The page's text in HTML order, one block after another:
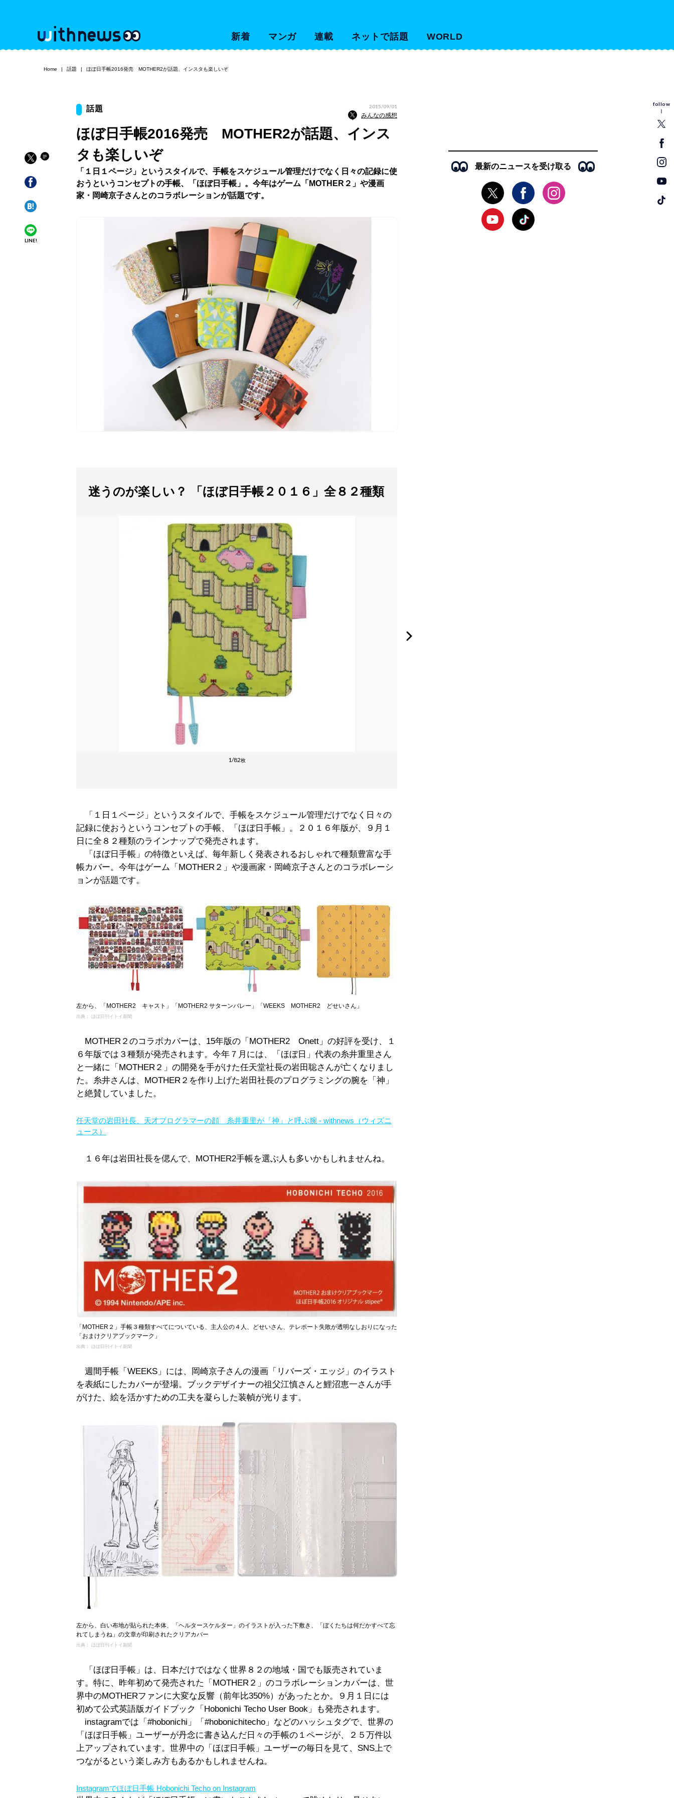
新着 マンガ 連載 ネットで話題 WORLD
follow
Home 話題 ほぼ日手帳2016発売 MOTHER2が話題、インスタも楽しいぞ
LINE!
話題 2015/09/01
みんなの感想
ほぼ日手帳2016発売 MOTHER2が話題、インス
タも楽しいぞ
「１日１ページ」というスタイルで、手帳をスケジュール管理だけでなく日々の記録に使
おうというコンセプトの手帳、「ほぼ日手帳」。今年はゲーム「MOTHER２」や漫画
家・岡崎京子さんとのコラボレーションが話題です。
迷うのが楽しい？ 「ほぼ日手帳２０１６」全８２種類
1/82枚
「１日１ページ」というスタイルで、手帳をスケジュール管理だけでなく日々の
記録に使おうというコンセプトの手帳、「ほぼ日手帳」。２０１６年版が、９月１
日に全８２種類のラインナップで発売されます。
「ほぼ日手帳」の特徴といえば、毎年新しく発表されるおしゃれで種類豊富な手
帳カバー。今年はゲーム「MOTHER２」や漫画家・岡崎京子さんとのコラボレーシ
ョンが話題です。
左から、「MOTHER2 キャスト」「MOTHER2 サターンバレー」「WEEKS MOTHER2 どせいさん」
出典： ほぼ日刊イトイ新聞
MOTHER２のコラボカバーは、15年版の「MOTHER2 Onett」の好評を受け、１
６年版では３種類が発売されます。今年７月には、「ほぼ日」代表の糸井重里さん
と一緒に「MOTHER２」の開発を手がけた任天堂社長の岩田聡さんが亡くなりまし
た。糸井さんは、MOTHER２を作り上げた岩田社長のプログラミングの腕を「神」
と絶賛していました。
任天堂の岩田社長、天才プログラマーの顔 糸井重里が「神」と呼ぶ腕 - withnews（ウィズニ
ュース）
１６年は岩田社長を偲んで、MOTHER2手帳を選ぶ人も多いかもしれませんね。
「MOTHER２」手帳３種類すべてについている、主人公の４人、どせいさん、テレポート失敗が透明なしおりになった
「おまけクリアブックマーク」
出典： ほぼ日刊イトイ新聞
週間手帳「WEEKS」には、岡崎京子さんの漫画「リバーズ・エッジ」のイラスト
を表紙にしたカバーが登場。ブックデザイナーの祖父江慎さんと鯉沼恵一さんが手
がけた、絵を活かすための工夫を凝らした装幀が光ります。
左から、白い布地が貼られた本体、「ヘルタースケルター」のイラストが入った下敷き、「ぼくたちは何だかすべて忘
れてしまうね」の文章が印刷されたクリアカバー
出典： ほぼ日刊イトイ新聞
「ほぼ日手帳」は、日本だけではなく世界８２の地域・国でも販売されていま
す。特に、昨年初めて発売された「MOTHER２」のコラボレーションカバーは、世
界中のMOTHERファンに大変な反響（前年比350%）があったとか。９月１日には
初めて公式英語版ガイドブック「Hobonichi Techo User Book」も発売されます。
instagramでは「#hobonichi」「#hobonichitecho」などのハッシュタグで、世界の
「ほぼ日手帳」ユーザーが丹念に書き込んだ日々の手帳の１ページが、２５万件以
上アップされています。世界中の「ほぼ日手帳」ユーザーの毎日を見て、SNS上で
つながるという楽しみ方もあるかもしれませんね。
Instagramでほぼ日手帳 Hobonichi Techo on Instagram
最新のニュースを受け取る